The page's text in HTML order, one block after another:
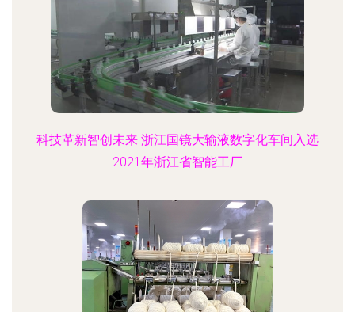
科技革新智创未来 浙江国镜大输液数字化车间入选
2021年浙江省智能工厂